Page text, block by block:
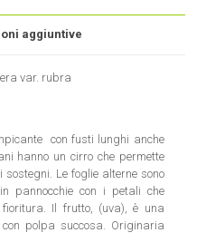
aggiuntive
var. rubra
con fusti lunghi anche
hanno un cirro che permette
Le foglie alterne sono
pannocchie con i petali che
Il frutto, (uva), è una
polpa succosa. Originaria